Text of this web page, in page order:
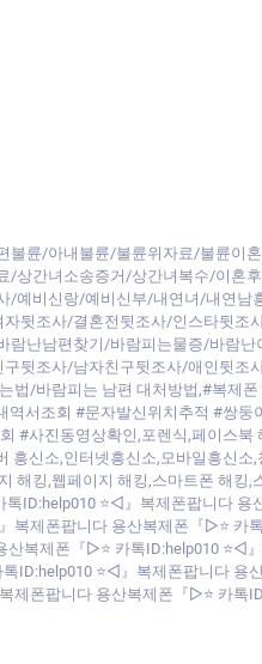
륜/아내불륜/불륜위자료/불륜이
간녀소송증거/상간녀복수/이혼
예비신랑/예비신부/내연녀/내연
뒷조사/결혼전뒷조사/인스타뒷
난남편찾기/바람피는물증/바람
뒷조사/남자친구뒷조사/애인뒷
/바람피는 남편 대처방법,#복제
서조회 #문자발신위치추적 #쌍
사진동영상확인,포렌식,페이스북
신소,인터넷흥신소,모바일흥신
해킹,웹페이지 해킹,스마트폰 해
ID:help010 ⭐◁』복제폰팝니다
제폰팝니다 용산복제폰『▷⭐ 카
복제폰『▷⭐ 카톡ID:help010 ⭐◁
ID:help010 ⭐◁』복제폰팝니다
제폰팝니다 용산복제폰『▷⭐ 카톡